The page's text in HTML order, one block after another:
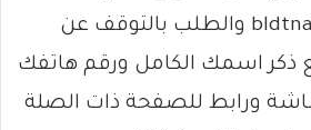
bldtna3@gmail.com والطلب بالتوقف عن
ذكر اسمك الكامل ورقم هاتفك
ورابط للصفحة ذات الصلة